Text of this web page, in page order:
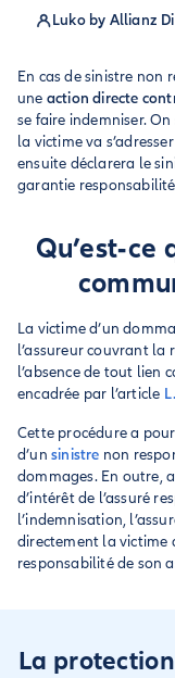
Luko by Allianz
En cas de sinistre non
une action directe
se faire indemniser.
la victime va
ensuite déclarera le
garantie
Qu’est-ce
La victime d’un
l’assureur couvrant la
l’absence de tout lien
encadrée par l’article
Cette procédure a
d’un sinistre non
dommages. En outre,
d’intérêt de l’assuré
l’indemnisation,
directement la victime
responsabilité de son
La